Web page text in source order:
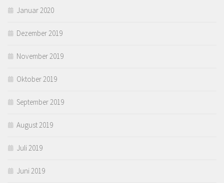
Januar 2020
Dezember 2019
November 2019
Oktober 2019
September 2019
August 2019
Juli 2019
Juni 2019